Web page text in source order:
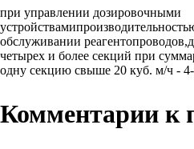
при управлении дозировочными
обслуживании
четырех и более секций при
одну секцию свыше 20 куб. м/ч - 4-
Комментарии к